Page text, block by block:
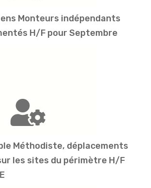
Monteurs indépendants
H/F pour Septembre
Méthodiste, déplacements
les sites du périmètre H/F